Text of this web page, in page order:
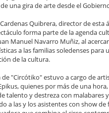
una gira de arte desde el
Quibrera, director de esta
forma parte de la agenda
Manuel Navarro Muñiz, al
a las familias soledenses para
de la cultura.
de "Circótiko" estuvo a cargo de
quienes por más de una
talento y destreza con malabares
a las y los asistentes con show de